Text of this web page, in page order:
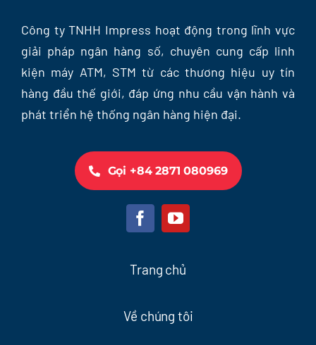
Công ty TNHH Impress hoạt động trong lĩnh vực
giải pháp ngân hàng số, chuyên cung cấp linh
kiện máy ATM, STM từ các thương hiệu uy tín
hàng đầu thế giới, đáp ứng nhu cầu vận hành và
phát triển hệ thống ngân hàng hiện đại.
Gọi +84 2871 080969
Trang chủ
Về chúng tôi